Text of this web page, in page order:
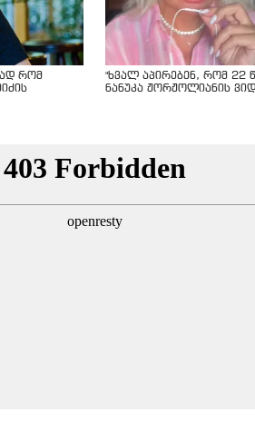
რომ
"ხვალ აპირებენ, რომ 22
ნანუკა ჟორჟოლიანის